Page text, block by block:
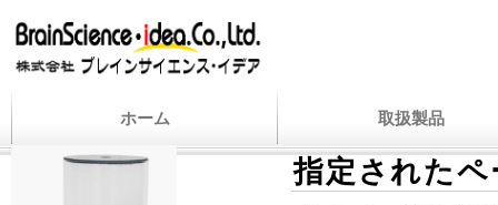
ホーム 取扱製品
指定された